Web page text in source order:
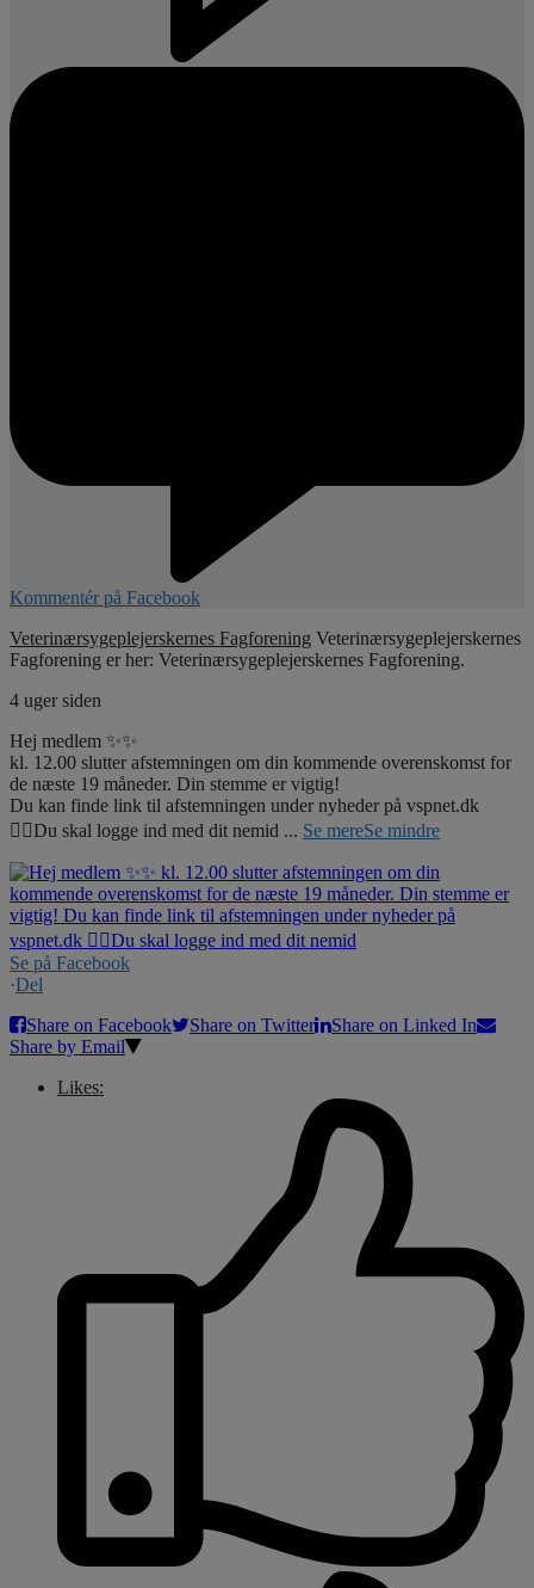
Kommentér på Facebook
Veterinærsygeplejerskernes Fagforening Veterinærsygeplejerskernes
Fagforening er her: Veterinærsygeplejerskernes Fagforening.
4 uger siden
Hej medlem ✨✨
kl. 12.00 slutter afstemningen om din kommende overenskomst for
de næste 19 måneder. Din stemme er vigtig!
Du kan finde link til afstemningen under nyheder på vspnet.dk
☝🏼Du skal logge ind med dit nemid ... Se mereSe mindre
Se på Facebook
·Del
Share on Facebook
Share on Twitter
Share on Linked In
Share by Email
Likes: